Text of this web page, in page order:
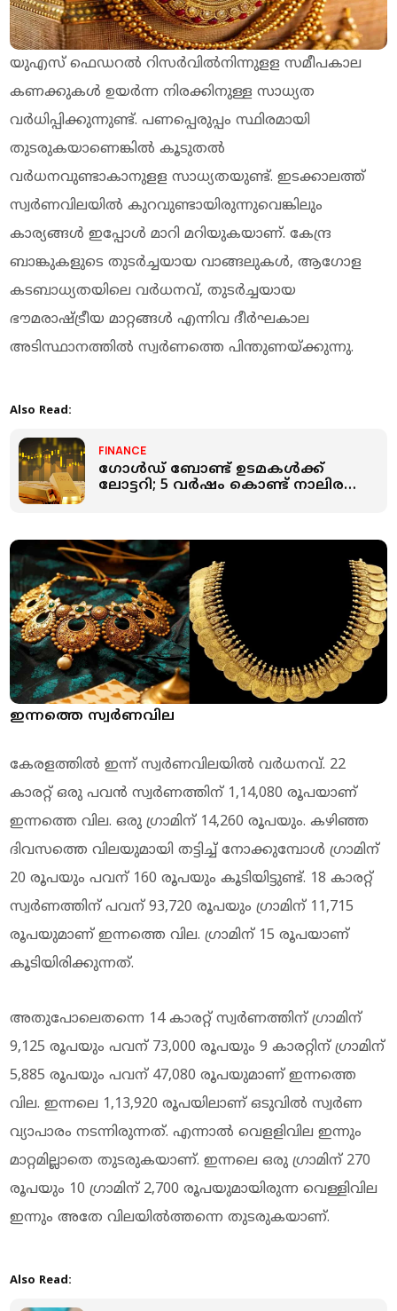
യുഎസ് ഫെഡറല്‍ റിസര്‍വില്‍നിന്നുളള സമീപകാല
കണക്കുകള്‍ ഉയര്‍ന്ന നിരക്കിനുള്ള സാധ്യത
വര്‍ധിപ്പിക്കുന്നുണ്ട്. പണപ്പെരുപ്പം സ്ഥിരമായി
തുടരുകയാണെങ്കില്‍ കൂടുതല്‍
വര്‍ധനവുണ്ടാകാനുളള സാധ്യതയുണ്ട്. ഇടക്കാലത്ത്
സ്വര്‍ണവിലയില്‍ കുറവുണ്ടായിരുന്നുവെങ്കിലും
കാര്യങ്ങള്‍ ഇപ്പോള്‍ മാറി മറിയുകയാണ്. കേന്ദ്ര
ബാങ്കുകളുടെ തുടര്‍ച്ചയായ വാങ്ങലുകള്‍, ആഗോള
കടബാധ്യതയിലെ വര്‍ധനവ്, തുടര്‍ച്ചയായ
ഭൗമരാഷ്ട്രീയ മാറ്റങ്ങള്‍ എന്നിവ ദീര്‍ഘകാല
അടിസ്ഥാനത്തില്‍ സ്വര്‍ണത്തെ പിന്തുണയ്ക്കുന്നു.
Also Read:
FINANCE
ഗോള്‍ഡ് ബോണ്ട് ഉടമകള്‍ക്ക്
ലോട്ടറി; 5 വര്‍ഷം കൊണ്ട് നാലിരട്ടി
ഇന്നത്തെ സ്വര്‍ണവില
കേരളത്തില്‍ ഇന്ന് സ്വര്‍ണവിലയില്‍ വര്‍ധനവ്. 22
കാരറ്റ് ഒരു പവന്‍ സ്വര്‍ണത്തിന് 1,14,080 രൂപയാണ്
ഇന്നത്തെ വില. ഒരു ഗ്രാമിന് 14,260 രൂപയും. കഴിഞ്ഞ
ദിവസത്തെ വിലയുമായി തട്ടിച്ച് നോക്കുമ്പോള്‍ ഗ്രാമിന്
20 രൂപയും പവന് 160 രൂപയും കൂടിയിട്ടുണ്ട്. 18 കാരറ്റ്
സ്വര്‍ണത്തിന് പവന് 93,720 രൂപയും ഗ്രാമിന് 11,715
രൂപയുമാണ് ഇന്നത്തെ വില. ഗ്രാമിന് 15 രൂപയാണ്
കൂടിയിരിക്കുന്നത്.
അതുപോലെതന്നെ 14 കാരറ്റ് സ്വര്‍ണത്തിന് ഗ്രാമിന്
9,125 രൂപയും പവന് 73,000 രൂപയും 9 കാരറ്റിന് ഗ്രാമിന്
5,885 രൂപയും പവന് 47,080 രൂപയുമാണ് ഇന്നത്തെ
വില. ഇന്നലെ 1,13,920 രൂപയിലാണ് ഒടുവില്‍ സ്വര്‍ണ
വ്യാപാരം നടന്നിരുന്നത്. എന്നാല്‍ വെളളിവില ഇന്നും
മാറ്റമില്ലാതെ തുടരുകയാണ്. ഇന്നലെ ഒരു ഗ്രാമിന് 270
രൂപയും 10 ഗ്രാമിന് 2,700 രൂപയുമായിരുന്ന വെള്ളിവില
ഇന്നും അതേ വിലയില്‍ത്തന്നെ തുടരുകയാണ്.
Also Read: